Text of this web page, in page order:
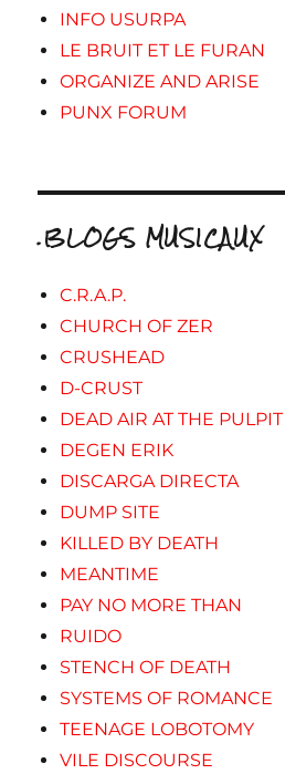
INFO USURPA
LE BRUIT ET LE FURAN
ORGANIZE AND ARISE
PUNX FORUM
.BLOGS MUSICAUX
C.R.A.P.
CHURCH OF ZER
CRUSHEAD
D-CRUST
DEAD AIR AT THE PULPIT
DEGEN ERIK
DISCARGA DIRECTA
DUMP SITE
KILLED BY DEATH
MEANTIME
PAY NO MORE THAN
RUIDO
STENCH OF DEATH
SYSTEMS OF ROMANCE
TEENAGE LOBOTOMY
VILE DISCOURSE